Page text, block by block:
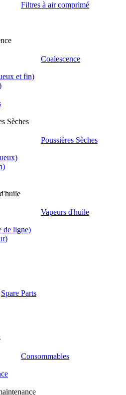
Filtres à air comprimé
Coalescence
et fin)
Sèches
Poussières Sèches
Vapeurs d'huile
de ligne)
Spare Parts
Consommables